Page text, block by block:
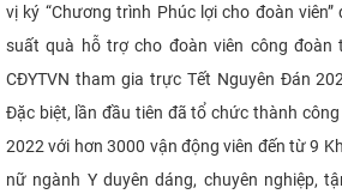
vị ký “Chương trình Phúc lợi cho đoàn
suất quà hỗ trợ cho đoàn viên công
CĐYTVN tham gia trực Tết Nguyên Đán
Đặc biệt, lần đầu tiên đã tổ chức thành
2022 với hơn 3000 vận động viên đến từ 9
nữ ngành Y duyên dáng, chuyên nghiệp,